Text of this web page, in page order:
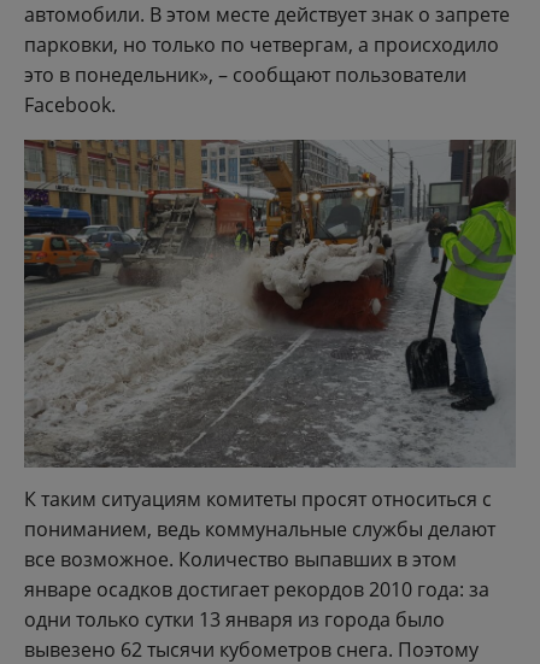
автомобили. В этом месте действует знак о запрете
парковки, но только по четвергам, а происходило
это в понедельник», – сообщают пользователи
Facebook.
К таким ситуациям комитеты просят относиться с
пониманием, ведь коммунальные службы делают
все возможное. Количество выпавших в этом
январе осадков достигает рекордов 2010 года: за
одни только сутки 13 января из города было
вывезено 62 тысячи кубометров снега. Поэтому